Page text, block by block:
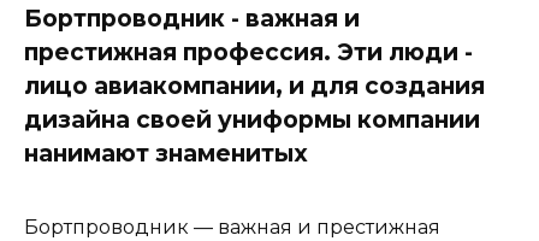
Бортпроводник - важная и
престижная профессия. Эти люди -
лицо авиакомпании, и для создания
дизайна своей униформы компании
нанимают знаменитых
Бортпроводник — важная и престижная